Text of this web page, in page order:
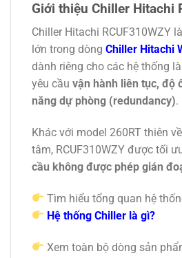
Giới thiệu Chiller Hitachi
Chiller Hitachi RCUF310WZY
lớn trong dòng Chiller Hitachi
dành riêng cho các hệ thống
yêu cầu vận hành liên tục, độ
năng dự phòng (redundancy).
Khác với model 260RT thiên
tâm, RCUF310WZY được tối
cầu không được phép gián
Tìm hiểu tổng quan hệ
Hệ thống Chiller là gì?
Xem toàn bộ dòng sản